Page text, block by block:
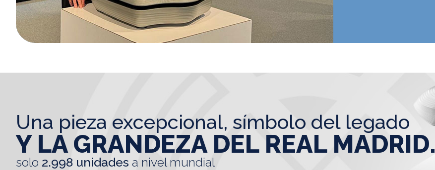
una pieza excepcional, símbolo del legado
Y LA GRANDEZA DEL REAL MADRID.
solo 2.998 unidades a nivel mundial